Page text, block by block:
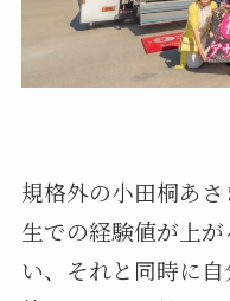
規格外の小田桐あ
生での経験値が上
い、それと同時に